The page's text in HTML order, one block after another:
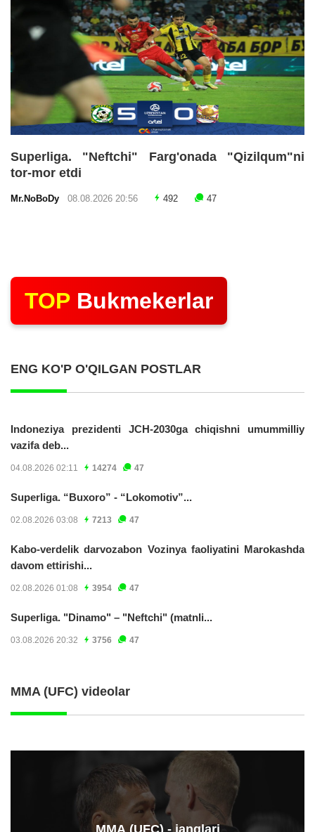
Superliga. "Neftchi" Farg'onada "Qizilqum"ni
tor-mor etdi
Mr.NoBoDy 08.08.2026 20:56 492 47
TOP Bukmekerlar
ENG KO'P O'QILGAN POSTLAR
Indoneziya prezidenti JCH-2030ga chiqishni umummilliy
vazifa deb...
04.08.2026 02:11 14274 47
Superliga. “Buxoro” - “Lokomotiv”...
02.08.2026 03:08 7213 47
Kabo-verdelik darvozabon Vozinya faoliyatini Marokashda
davom ettirishi...
02.08.2026 01:08 3954 47
Superliga. "Dinamo" – "Neftchi" (matnli...
03.08.2026 20:32 3756 47
MMA (UFC) videolar